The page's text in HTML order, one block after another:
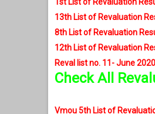
13th List of Revaluation
8th List of Revaluation
12th List of Revaluation
Reval list no. 11- June
Check All
Vmou 5th List of